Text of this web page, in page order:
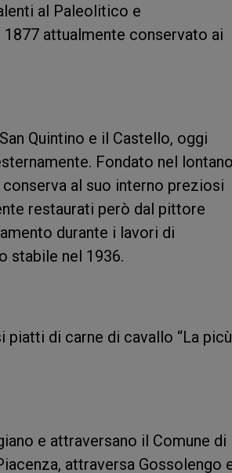
al Paleolitico e
attualmente conservato ai
Quintino e il Castello, oggi
Fondato nel
al suo interno preziosi
restaurati però dal pittore
durante i lavori di
stabile nel 1936.
piatti di carne di cavallo “La
e attraversano il Comune di
attraversa Gossolengo